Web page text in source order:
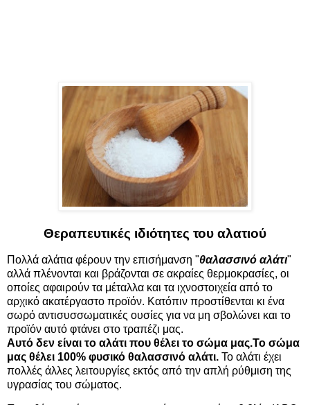
Θεραπευτικές ιδιότητες του αλατιού
Πολλά αλάτια φέρουν την επισήμανση "θαλασσινό αλάτι"
αλλά πλένονται και βράζονται σε ακραίες θερμοκρασίες, οι
οποίες αφαιρούν τα μέταλλα και τα ιχνοστοιχεία από το
αρχικό ακατέργαστο προϊόν. Κατόπιν προστίθενται κι ένα
σωρό αντισυσσωματικές ουσίες για να μη σβολώνει και το
προϊόν αυτό φτάνει στο τραπέζι μας.
Αυτό δεν είναι το αλάτι που θέλει το σώμα μας.Το σώμα
μας θέλει 100% φυσικό θαλασσινό αλάτι. Το αλάτι έχει
πολλές άλλες λειτουργίες εκτός από την απλή ρύθμιση της
υγρασίας του σώματος.